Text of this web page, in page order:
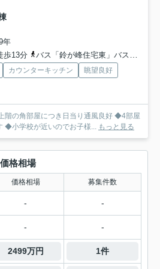
年
歩13分
バス「鈴が峰住宅東」バス停下車 徒歩3分
カウンターキッチン
眺望良好
階の角部屋につき日当り通風良好 ◆4部屋
◆小学校が近いのでお子様... もっと見る
格相場
価格相場 募集件数
- -
- -
2499万円 1件